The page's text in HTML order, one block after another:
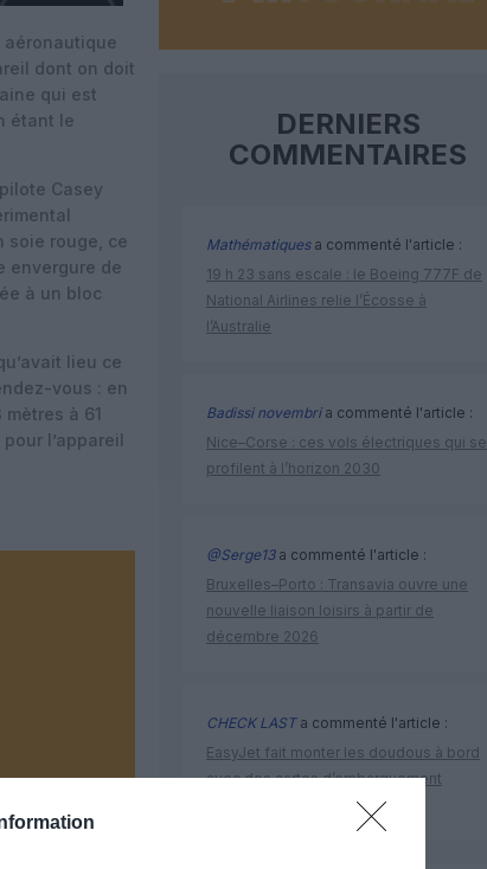
aéronautique
dont on doit
qui est
étant le
Casey
soie rouge, ce
envergure de
à un bloc
lieu ce
vous : en
à 61
l’appareil
DERNIERS
COMMENTAIRES
Mathématiquesa commenté l'article :
19 h 23 sans escale : le Boeing 777F de
National Airlines relie l’Écosse à
l’Australie
Badissi novembria commenté l'article :
Nice–Corse : ces vols électriques qui se
profilent à l’horizon 2030
@Serge13a commenté l'article :
Bruxelles–Porto : Transavia ouvre une
nouvelle liaison loisirs à partir de
décembre 2026
CHECK LASTa commenté l'article :
EasyJet fait monter les doudous à bord
avec des cartes d’embarquement